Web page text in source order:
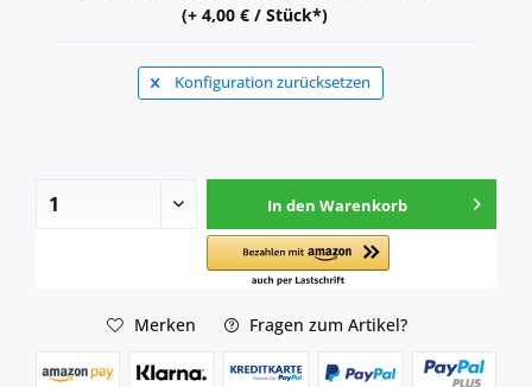
(+ 4,00 € / Stück*)
Konfiguration zurücksetzen
In den Warenkorb
Merken Fragen zum Artikel?